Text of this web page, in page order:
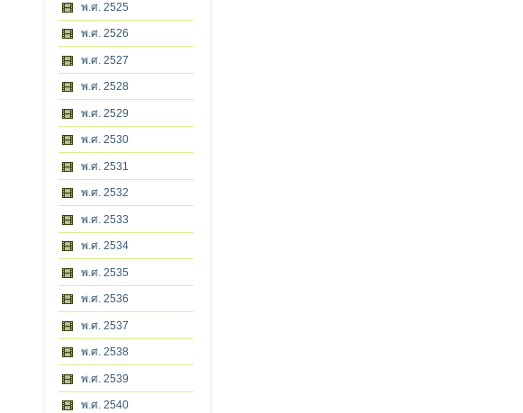
พ.ศ. 2525
พ.ศ. 2526
พ.ศ. 2527
พ.ศ. 2528
พ.ศ. 2529
พ.ศ. 2530
พ.ศ. 2531
พ.ศ. 2532
พ.ศ. 2533
พ.ศ. 2534
พ.ศ. 2535
พ.ศ. 2536
พ.ศ. 2537
พ.ศ. 2538
พ.ศ. 2539
พ.ศ. 2540